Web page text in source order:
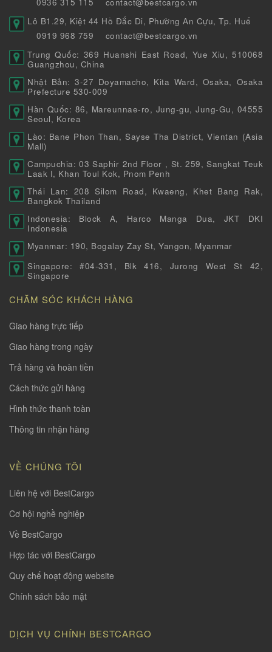
0936 315 115
contact@bestcargo.vn
Lô B1.29, Kiệt 44 Hồ Đắc Di, Phường An Cựu, Tp. Huế
0919 968 759
contact@bestcargo.vn
Trung Quốc: 369 Huanshi East Road, Yue Xiu, 510068
Guangzhou, China
Nhật Bản: 3-27 Doyamacho, Kita Ward, Osaka, Osaka
Prefecture 530-009
Hàn Quốc: 86, Mareunnae-ro, Jung-gu, Jung-Gu, 04555
Seoul, Korea
Lào: Bane Phon Than, Sayse Tha District, Vientan (Asia
Mall)
Campuchia: 03 Saphir 2nd Floor , St. 259, Sangkat Teuk
Laak I, Khan Toul Kok, Pnom Penh
Thái Lan: 208 Silom Road, Kwaeng, Khet Bang Rak,
Bangkok Thailand
Indonesia: Block A, Harco Manga Dua, JKT DKI
Indonesia
Myanmar: 190, Bogalay Zay St, Yangon, Myanmar
Singapore: #04-331, Blk 416, Jurong West St 42,
Singapore
CHĂM SÓC KHÁCH HÀNG
Giao hàng trực tiếp
Giao hàng trong ngày
Trả hàng và hoàn tiền
Cách thức gửi hàng
Hình thức thanh toàn
Thông tin nhận hàng
VỀ CHÚNG TÔI
Liên hệ với BestCargo
Cơ hội nghề nghiệp
Về BestCargo
Hợp tác với BestCargo
Quy chế hoạt động website
Chính sách bảo mật
DỊCH VỤ CHÍNH BESTCARGO